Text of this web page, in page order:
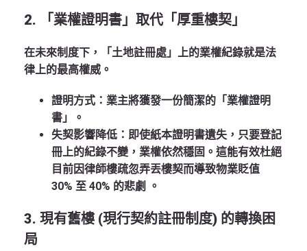
2. 「業權證明書」取代「厚重樓契」
在未來制度下，「土地註冊處」上的業權紀錄就是法
律上的最高權威。
證明方式 ：業主將獲發一份簡潔的「業權證明
書」
。
失契影響降低 ：即使紙本證明書遺失，只要登記
冊上的紀錄不變，業權依然穩固。這能有效杜絕
目前因律師樓疏忽弄丟樓契而導致物業貶值
30% 至 40% 的悲劇 。
3. 現有舊樓 (現行契約註冊制度) 的轉換困
局